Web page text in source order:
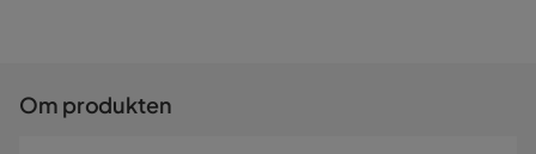
Om produkten